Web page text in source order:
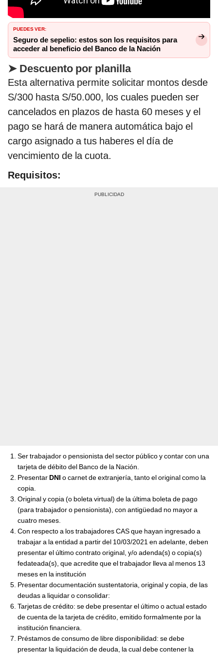
PUEDES VER:
Seguro de sepelio: estos son los requisitos para
acceder al beneficio del Banco de la Nación
➤ Descuento por planilla
Esta alternativa permite solicitar montos desde
S/300 hasta S/50.000, los cuales pueden ser
cancelados en plazos de hasta 60 meses y el
pago se hará de manera automática bajo el
cargo asignado a tus haberes el día de
vencimiento de la cuota.
Requisitos:
Ser trabajador o pensionista del sector público y contar con una
tarjeta de débito del Banco de la Nación.
Presentar DNI o carnet de extranjería, tanto el original como la
copia.
Original y copia (o boleta virtual) de la última boleta de pago
(para trabajador o pensionista), con antigüedad no mayor a
cuatro meses.
Con respecto a los trabajadores CAS que hayan ingresado a
trabajar a la entidad a partir del 10/03/2021 en adelante, deben
presentar el último contrato original, y/o adenda(s) o copia(s)
fedateada(s), que acredite que el trabajador lleva al menos 13
meses en la institución
Presentar documentación sustentatoria, original y copia, de las
deudas a liquidar o consolidar:
Tarjetas de crédito: se debe presentar el último o actual estado
de cuenta de la tarjeta de crédito, emitido formalmente por la
institución financiera.
Préstamos de consumo de libre disponibilidad: se debe
presentar la liquidación de deuda, la cual debe contener la